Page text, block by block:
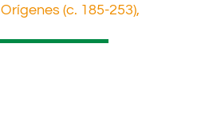
(c. 185-253),